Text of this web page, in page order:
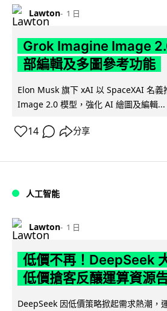
Lawton 1 日
Grok Imagine Image
部編輯及多圖參考功能
Elon Musk 旗下 xAI 以 SpaceXAI 名
Image 2.0 模型，強化 AI 繪圖及編輯...
14 分享
人工智能
Lawton 1 日
低價不再！DeepSeek
低價搶客反釀運算資源
DeepSeek 因低價策略掀起需求熱潮，